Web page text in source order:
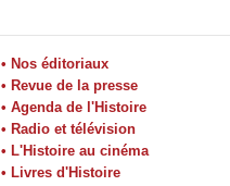
• Nos éditoriaux
• Revue de la presse
• Agenda de l'Histoire
• Radio et télévision
• L'Histoire au cinéma
• Livres d'Histoire